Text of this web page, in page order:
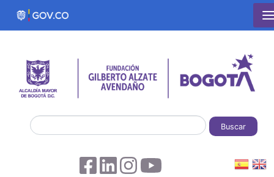
Pasar al contenido principal
Buscar